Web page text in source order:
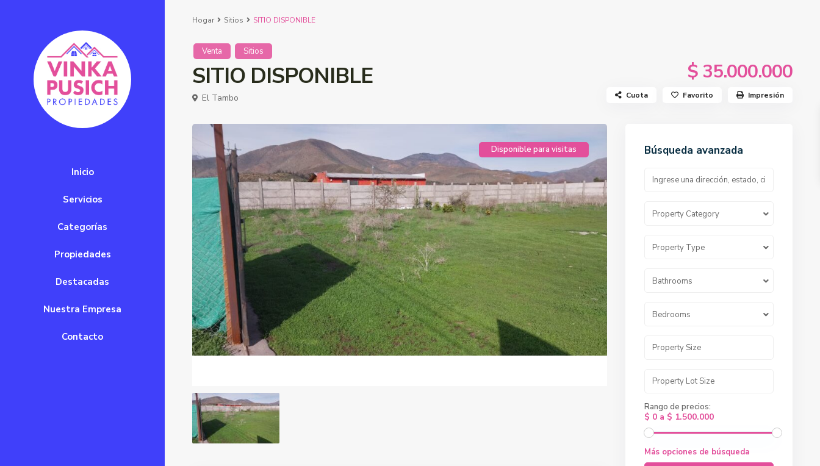
Inicio
Servicios
Categorías
Propiedades
Destacadas
Nuestra Empresa
Contacto
Hogar Sitios SITIO DISPONIBLE
Venta Sitios
SITIO DISPONIBLE $ 35.000.000
El Tambo Cuota Favorito Impresión
Disponible para visitas Búsqueda avanzada
Property Category
Property Type
Bathrooms
Bedrooms
Rango de precios:
$ 0 a $ 1.500.000
Más opciones de búsqueda